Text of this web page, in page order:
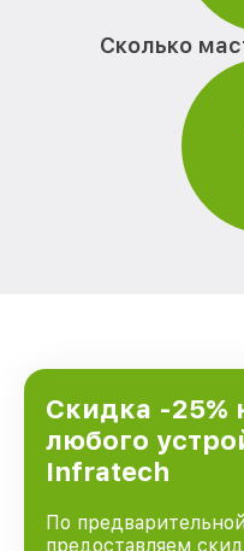
Сколько
Скидка -25%
любого
Infratech
По
предоставляем